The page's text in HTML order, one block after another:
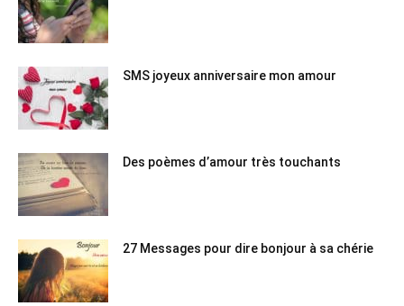
SMS joyeux anniversaire mon amour
Des poèmes d’amour très touchants
27 Messages pour dire bonjour à sa chérie